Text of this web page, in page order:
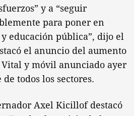
y a “seguir
para poner en
educación pública”, dijo el
el anuncio del aumento
y móvil anunciado ayer
todos los sectores.
Axel Kicillof destacó